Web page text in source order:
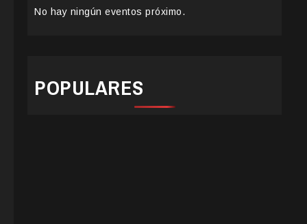
No hay ningún eventos próximo.
POPULARES